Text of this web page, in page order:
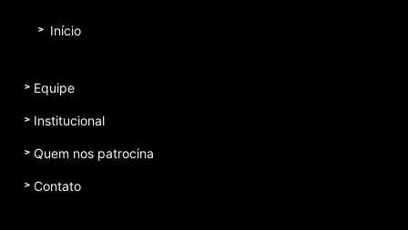
Início
Equipe
Institucional
Quem nos patrocina
Contato